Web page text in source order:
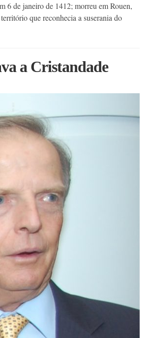
6 de janeiro de 1412; morreu em Rouen,
que reconhecia a suserania do
a Cristandade